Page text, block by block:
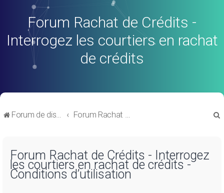
Forum Rachat de Crédits -
Interrogez les courtiers en rachat
de crédits
Forum de discussions sur le Regroupement de Crédits et le Rachat de Crédits Forum Rachat de Crédits
Forum Rachat de Crédits - Interrogez
les courtiers en rachat de crédits -
Conditions d’utilisation